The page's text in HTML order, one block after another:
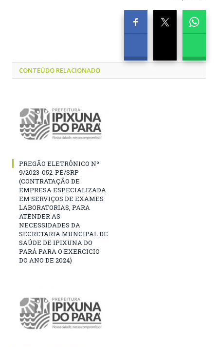
CONTEÚDO RELACIONADO
PREGÃO ELETRÔNICO Nº
9/2023-052-PE/SRP
(CONTRATAÇÃO DE
EMPRESA ESPECIALIZADA
EM SERVIÇOS DE EXAMES
LABORATORIAS, PARA
ATENDER AS
NECESSIDADES DA
SECRETARIA MUNCIPAL DE
SAÚDE DE IPIXUNA DO
PARÁ PARA O EXERCICIO
DO ANO DE 2024)